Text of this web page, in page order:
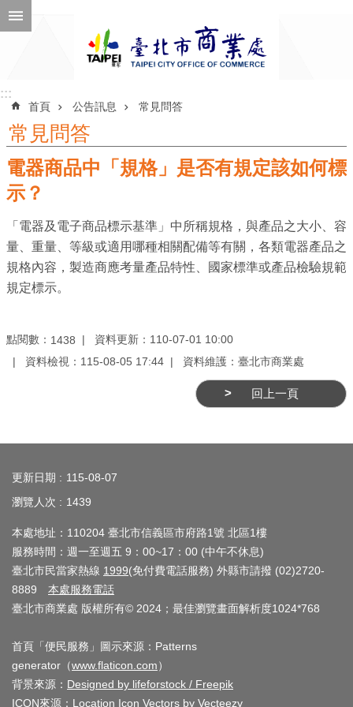
跳到主要內容區塊
公
告
息
機
關
業
上
服
公
司
及
商
登
記
服
::::::
首頁 公告訊息 常見問答
常見問答
電器商品中「規格」是否有規定該如何標
示？
「電器及電子商品標示基準」中所稱規格，與產品之大小、容
量、重量、等級或適用哪種相關配備等有關，各類電器產品之
規格內容，製造商應考量產品特性、國家標準或產品檢驗規範
規定標示。
點閱數： 1438
資料更新：110-07-01 10:00
資料檢視：115-08-05 17:44
資料維護：臺北市商業處
回上一頁
更新日期
115-08-07
瀏覽人次
1439
本處地址：110204 臺北市信義區市府路1號 北區1樓
服務時間：週一至週五 9：00~17：00 (中午不休息)
臺北市民當家熱線 1999(免付費電話服務) 外縣市請撥 (02)2720-
8889 本處服務電話
臺北市商業處 版權所有© 2024；最佳瀏覽畫面解析度1024*768
首頁「便民服務」圖示來源：Patterns
generator（www.flaticon.com）
背景來源： Designed by lifeforstock / Freepik
ICON來源： Location Icon Vectors by Vecteezy